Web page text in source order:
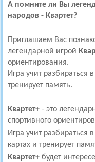
А помните ли Вы
народов - Квартет?
Приглашаем Вас
легендарной игрой
ориентирования.
Игра учит разбираться
тренирует память.
Квартет+ - это
спортивного
Игра учит разбираться
картах и тренирует
Квартет+ будет